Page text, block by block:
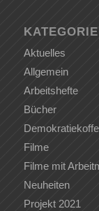
Aktuelles
Allgemein
Arbeitshefte
Bücher
Filme
Filme mit
Neuheiten
Projekt 2021